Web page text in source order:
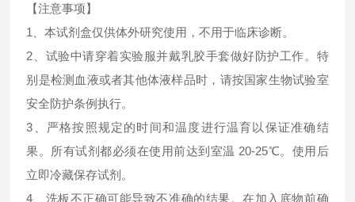
【注意事项】
1、本试剂盒仅供体外研究使用，不用于临床诊断。
2、试验中请穿着实验服并戴乳胶手套做好防护工作。特
别是检测血液或者其他体液样品时，请按国家生物试验室
安全防护条例执行。
3、严格按照规定的时间和温度进行温育以保证准确结
果。所有试剂都必须在使用前达到室温 20-25℃。使用后
立即冷藏保存试剂。
4、洗板不正确可能导致不准确的结果。在加入底物前确